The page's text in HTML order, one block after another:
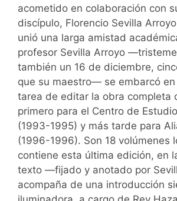
acometido en colaboración con
discípulo, Florencio Sevilla
unió una larga amistad
profesor Sevilla Arroyo
también un 16 de diciembre,
que su maestro— se embarcó
tarea de editar la obra completa
primero para el Centro de
(1993-1995) y más tarde para
(1996-1996). Son 18 volúmenes
contiene esta última edición, en
texto —fijado y anotado por
acompaña de una introducción